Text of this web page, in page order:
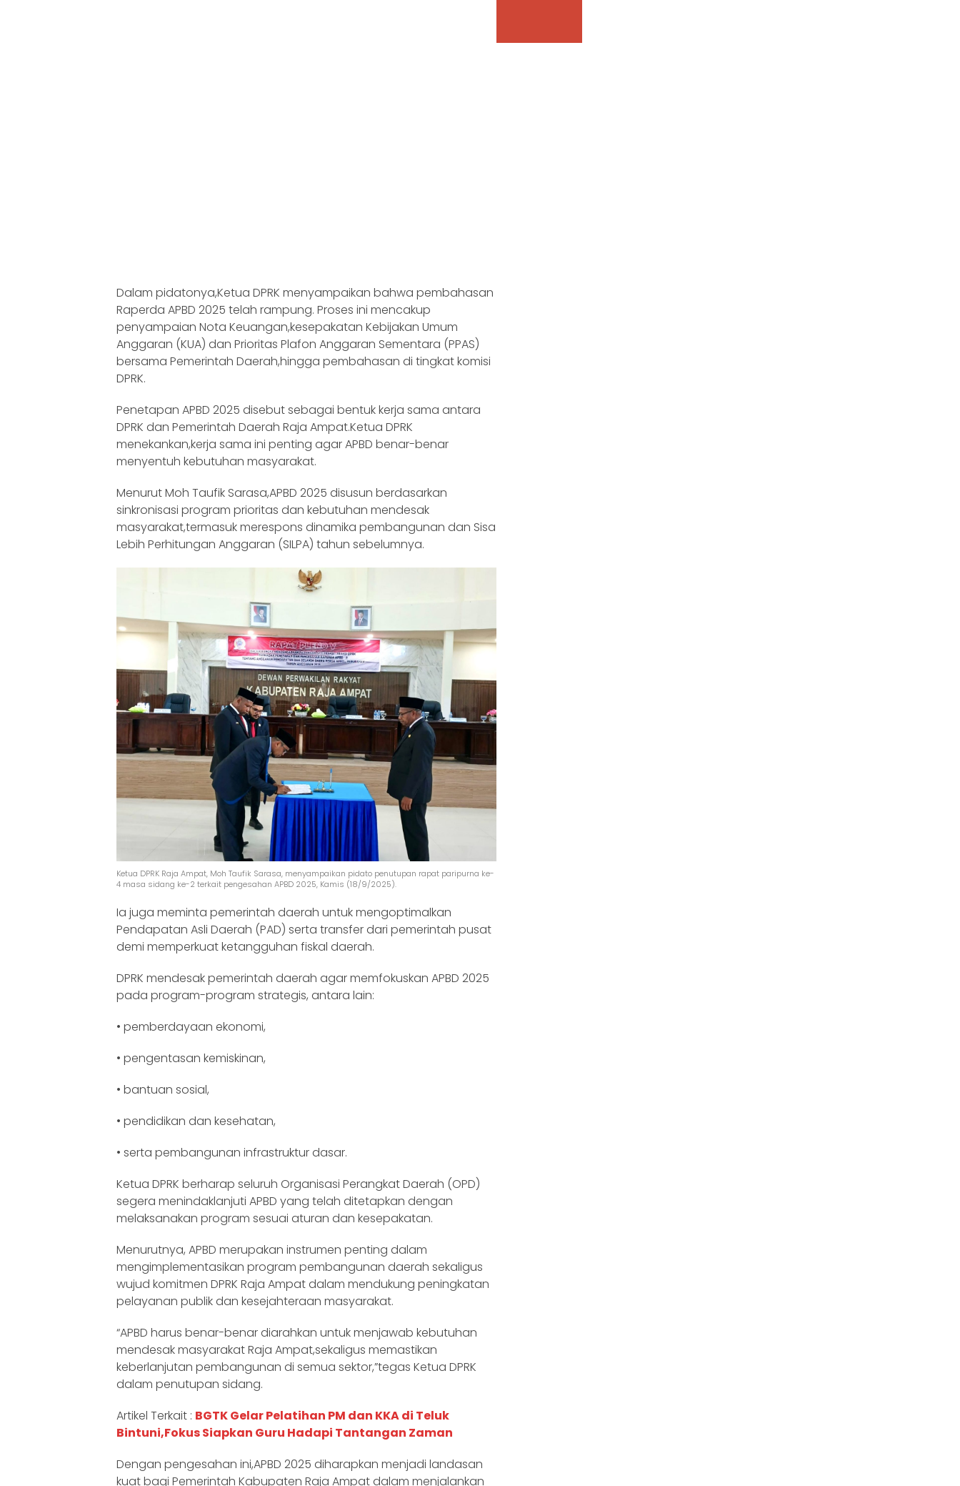
Dalam pidatonya,Ketua DPRK menyampaikan bahwa pembahasan
Raperda APBD 2025 telah rampung. Proses ini mencakup
penyampaian Nota Keuangan,kesepakatan Kebijakan Umum
Anggaran (KUA) dan Prioritas Plafon Anggaran Sementara (PPAS)
bersama Pemerintah Daerah,hingga pembahasan di tingkat komisi
DPRK.
Penetapan APBD 2025 disebut sebagai bentuk kerja sama antara
DPRK dan Pemerintah Daerah Raja Ampat.Ketua DPRK
menekankan,kerja sama ini penting agar APBD benar-benar
menyentuh kebutuhan masyarakat.
Menurut Moh Taufik Sarasa,APBD 2025 disusun berdasarkan
sinkronisasi program prioritas dan kebutuhan mendesak
masyarakat,termasuk merespons dinamika pembangunan dan Sisa
Lebih Perhitungan Anggaran (SILPA) tahun sebelumnya.
Ketua DPRK Raja Ampat, Moh Taufik Sarasa, menyampaikan pidato penutupan rapat paripurna ke-
4 masa sidang ke-2 terkait pengesahan APBD 2025, Kamis (18/9/2025).
Ia juga meminta pemerintah daerah untuk mengoptimalkan
Pendapatan Asli Daerah (PAD) serta transfer dari pemerintah pusat
demi memperkuat ketangguhan fiskal daerah.
DPRK mendesak pemerintah daerah agar memfokuskan APBD 2025
pada program-program strategis, antara lain:
• pemberdayaan ekonomi,
• pengentasan kemiskinan,
• bantuan sosial,
• pendidikan dan kesehatan,
• serta pembangunan infrastruktur dasar.
Ketua DPRK berharap seluruh Organisasi Perangkat Daerah (OPD)
segera menindaklanjuti APBD yang telah ditetapkan dengan
melaksanakan program sesuai aturan dan kesepakatan.
Menurutnya, APBD merupakan instrumen penting dalam
mengimplementasikan program pembangunan daerah sekaligus
wujud komitmen DPRK Raja Ampat dalam mendukung peningkatan
pelayanan publik dan kesejahteraan masyarakat.
“APBD harus benar-benar diarahkan untuk menjawab kebutuhan
mendesak masyarakat Raja Ampat,sekaligus memastikan
keberlanjutan pembangunan di semua sektor,”tegas Ketua DPRK
dalam penutupan sidang.
Artikel Terkait : BGTK Gelar Pelatihan PM dan KKA di Teluk
Bintuni,Fokus Siapkan Guru Hadapi Tantangan Zaman
Dengan pengesahan ini,APBD 2025 diharapkan menjadi landasan
kuat bagi Pemerintah Kabupaten Raja Ampat dalam menjalankan